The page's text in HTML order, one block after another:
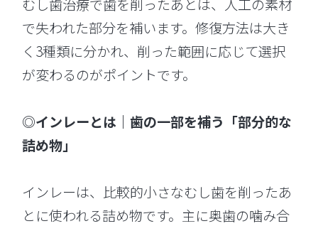
むし歯治療で歯を削ったあとは、人工の素材
で失われた部分を補います。修復方法は大き
く3種類に分かれ、削った範囲に応じて選択
が変わるのがポイントです。
◎インレーとは｜歯の一部を補う「部分的な
詰め物」
インレーは、比較的小さなむし歯を削ったあ
とに使われる詰め物です。主に奥歯の噛み合